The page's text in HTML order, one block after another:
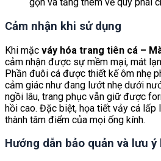
Cảm nhận khi sử dụng
Khi mặc váy hóa trang tiên cá –
cảm nhận được sự mềm mại, mát
Phần đuôi cá được thiết kế ôm nhẹ
cảm giác như đang lướt nhẹ dưới
ngồi lâu, trang phục vẫn giữ được
hồi cao. Đặc biệt, họa tiết vảy cá lấp
thành tâm điểm của mọi ống kính.
Hướng dẫn bảo quản và lưu